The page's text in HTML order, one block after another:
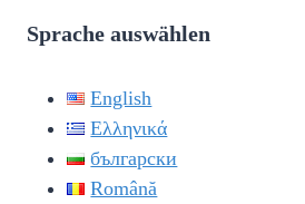
Sprache auswählen
English
Ελληνικά
български
Română